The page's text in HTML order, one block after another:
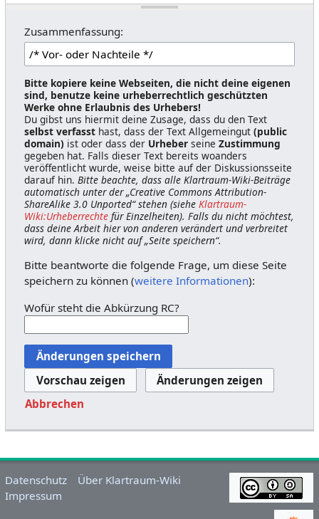
Zusammenfassung:
Bitte kopiere keine Webseiten, die nicht deine eigenen
sind, benutze keine urheberrechtlich geschützten
Werke ohne Erlaubnis des Urhebers!
Du gibst uns hiermit deine Zusage, dass du den Text
selbst verfasst hast, dass der Text Allgemeingut(public
domain) ist oder dass der Urheber seineZustimmung
gegeben hat. Falls dieser Text bereits woanders
veröffentlicht wurde, weise bitte auf der Diskussionsseite
darauf hin.Bitte beachte, dass alle Klartraum-Wiki-Beiträge
automatisch unter der „Creative Commons Attribution-
ShareAlike 3.0 Unported“ stehen (sieheKlartraum-
Wiki:Urheberrechte für Einzelheiten). Falls du nicht möchtest,
dass deine Arbeit hier von anderen verändert und verbreitet
wird, dann klicke nicht auf „Seite speichern“.
Bitte beantworte die folgende Frage, um diese Seite
speichern zu können (weitere Informationen):
Wofür steht die Abkürzung RC?
Abbrechen
Datenschutz
Über Klartraum-Wiki
Impressum